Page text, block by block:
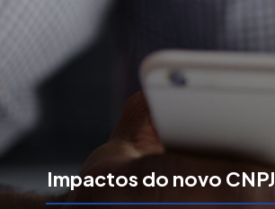
Impactos do novo CNPJ